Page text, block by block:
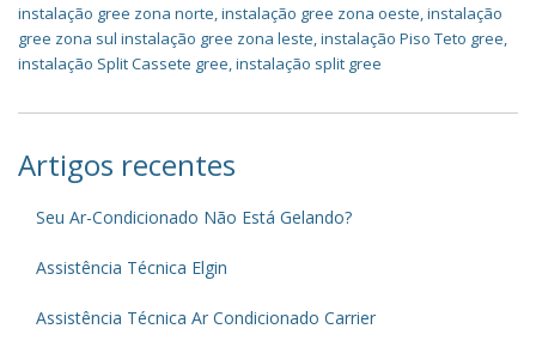
instalação gree zona norte,instalação gree zona oeste,instalação
gree zona sul instalação gree zona leste,instalação Piso Teto gree,
instalação Split Cassete gree,instalação split gree
Artigos recentes
Seu Ar-Condicionado Não Está Gelando?
Assistência Técnica Elgin
Assistência Técnica Ar Condicionado Carrier